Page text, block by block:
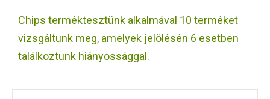
R
Chips terméktesztünk alkalmával 10 terméket
vizsgáltunk meg, amelyek jelölésén 6 esetben
találkoztunk hiányossággal.